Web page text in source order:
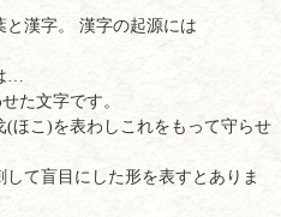
漢字。 漢字の起源には
…
た文字です。
(ほこ)を表わしこれをもって守らせ
して盲目にした形を表すとありま